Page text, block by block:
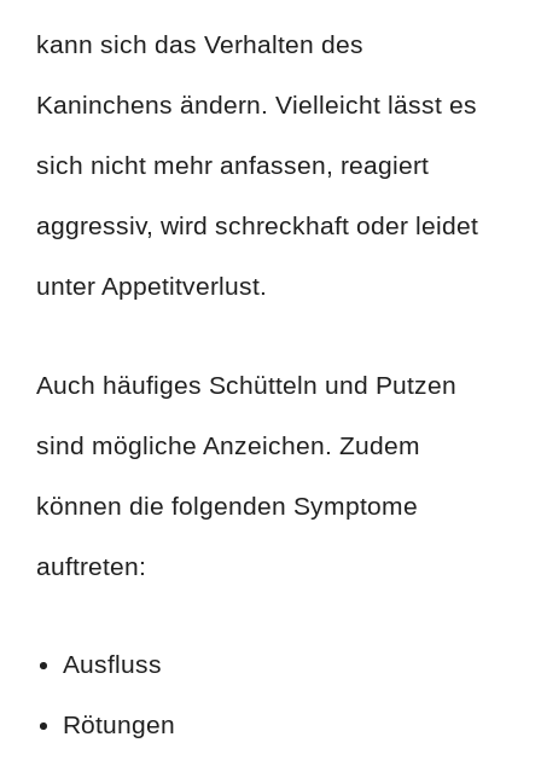
kann sich das Verhalten des
Kaninchens ändern. Vielleicht lässt es
sich nicht mehr anfassen, reagiert
aggressiv, wird schreckhaft oder leidet
unter Appetitverlust.
Auch häufiges Schütteln und Putzen
sind mögliche Anzeichen. Zudem
können die folgenden Symptome
auftreten:
Ausfluss
Rötungen